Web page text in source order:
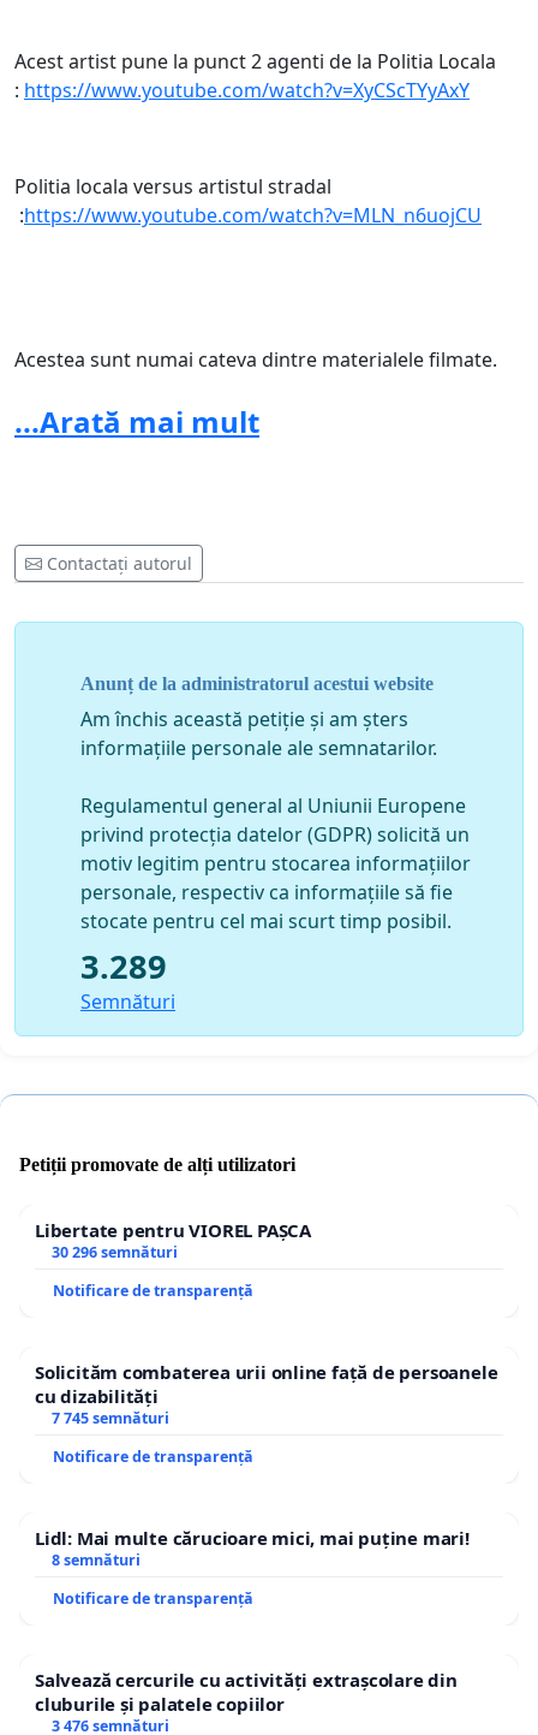
Acest artist pune la punct 2 agenti de la Politia Locala
: https://www.youtube.com/watch?v=XyCScTYyAxY
Politia locala versus artistul stradal
:https://www.youtube.com/watch?v=MLN_n6uojCU
Acestea sunt numai cateva dintre materialele filmate.
Va incurajam sa sa povestiti pe scurt daca ati fost
...Arată mai mult
Contactați autorul
Anunț de la administratorul acestui website
Am închis această petiție și am șters
informațiile personale ale semnatarilor.
Regulamentul general al Uniunii Europene
privind protecția datelor (GDPR) solicită un
motiv legitim pentru stocarea informațiilor
personale, respectiv ca informațiile să fie
stocate pentru cel mai scurt timp posibil.
3.289
Semnături
Petiții promovate de alți utilizatori
Libertate pentru VIOREL PAȘCA
30 296 semnături
Notificare de transparență
Solicităm combaterea urii online față de persoanele
cu dizabilități
7 745 semnături
Notificare de transparență
Lidl: Mai multe cărucioare mici, mai puține mari!
8 semnături
Notificare de transparență
Salvează cercurile cu activități extrașcolare din
cluburile și palatele copiilor
3 476 semnături